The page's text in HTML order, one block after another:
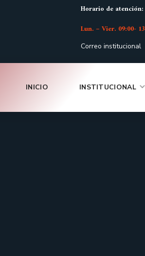
Horario de atención:
Lun. – Vier. 09:00-
Correo institucional
INICIO INSTITUCIONAL